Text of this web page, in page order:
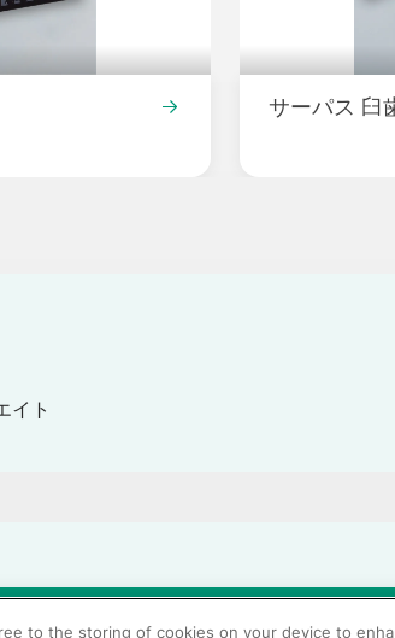
サーパス 臼
イト
載禁止 お問い合わせ 当サイトの利用条件
to the storing of cookies on your device to